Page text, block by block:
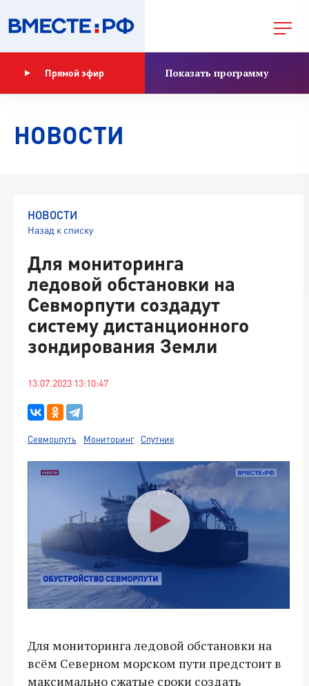
Прямой эфир Показать программу
НОВОСТИ
НОВОСТИ
Назад к списку
Для мониторинга
ледовой обстановки на
Севморпути создадут
систему дистанционного
зондирования Земли
13.07.2023 13:10:47
Севморпуть Мониторинг Спутник
Для мониторинга ледовой обстановки на
всём Северном морском пути предстоит в
максимально сжатые сроки создать